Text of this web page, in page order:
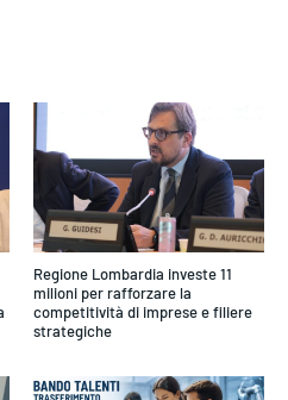
Regione Lombardia investe 11
milioni per rafforzare la
competitività di imprese e filiere
strategiche